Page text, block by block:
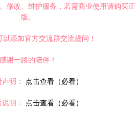
修改、维护服务，若需商业使用请购买正
版。
添加官方交流群交流提问！
感谢一路的陪伴！
明： 点击查看（必看）
明： 点击查看（必看）